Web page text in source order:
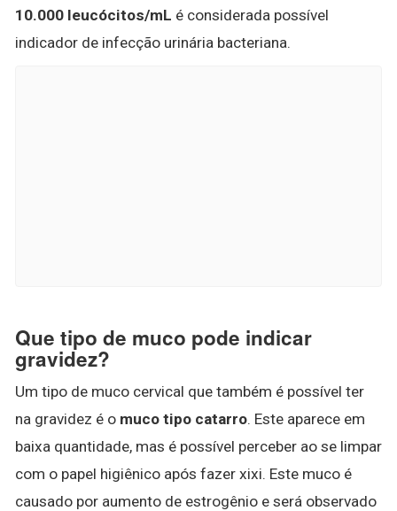
10.000 leucócitos/mL é considerada possível
indicador de infecção urinária bacteriana.
Que tipo de muco pode indicar
gravidez?
Um tipo de muco cervical que também é possível ter
na gravidez é o muco tipo catarro. Este aparece em
baixa quantidade, mas é possível perceber ao se limpar
com o papel higiênico após fazer xixi. Este muco é
causado por aumento de estrogênio e será observado